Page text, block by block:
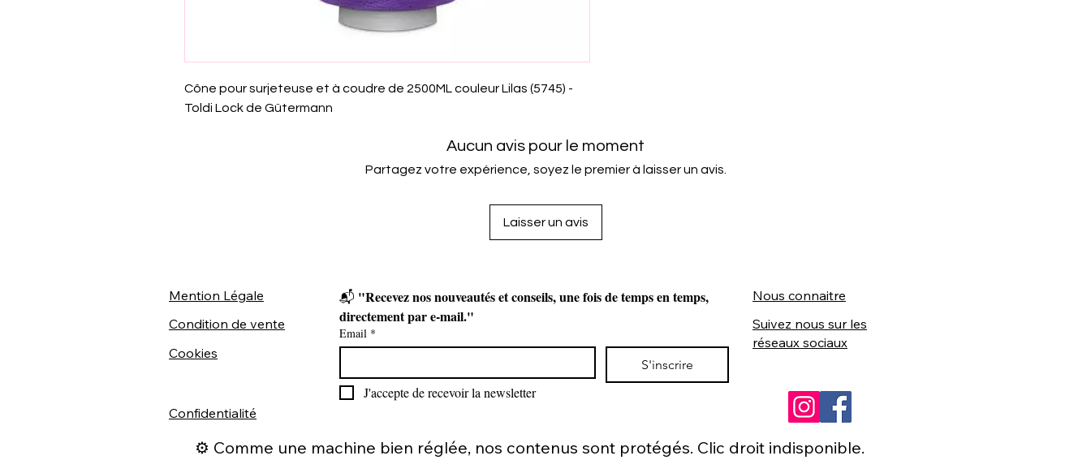
Cône pour surjeteuse et à coudre de 2500ML couleur Lilas (5745) -
Toldi Lock de Gütermann
Aucun avis pour le moment
Partagez votre expérience, soyez le premier à laisser un avis.
Laisser un avis
Mention Légale
Condition de vente
Cookies
Confidentialité
📬 "Recevez nos nouveautés et conseils, une fois de temps en temps,
directement par e-mail."
Email *
S'inscrire
J'accepte de recevoir la newsletter
Nous connaitre
Suivez nous sur les
réseaux sociaux
⚙️ Comme une machine bien réglée, nos contenus sont protégés. Clic droit indisponible.